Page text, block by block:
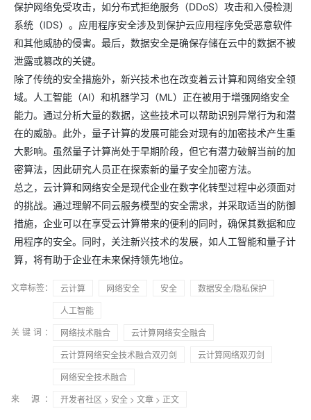
保护网络免受攻击，如分布式拒绝服务（DDoS）攻击和入侵检测
系统（IDS）。应用程序安全涉及到保护云应用程序免受恶意软件
和其他威胁的侵害。最后，数据安全是确保存储在云中的数据不被
泄露或篡改的关键。
除了传统的安全措施外，新兴技术也在改变着云计算和网络安全领
域。人工智能（AI）和机器学习（ML）正在被用于增强网络安全
能力。通过分析大量的数据，这些技术可以帮助识别异常行为和潜
在的威胁。此外，量子计算的发展可能会对现有的加密技术产生重
大影响。虽然量子计算尚处于早期阶段，但它有潜力破解当前的加
密算法，因此研究人员正在探索新的量子安全加密方法。
总之，云计算和网络安全是现代企业在数字化转型过程中必须面对
的挑战。通过理解不同云服务模型的安全需求，并采取适当的防御
措施，企业可以在享受云计算带来的便利的同时，确保其数据和应
用程序的安全。同时，关注新兴技术的发展，如人工智能和量子计
算，将有助于企业在未来保持领先地位。
文章标签： 云计算 网络安全 安全
数据安全/隐私保护
人工智能
关键词：
网络技术融合
云计算网络安全融合
云计算网络安全技术融合双刃剑
云计算网络双刃剑
网络安全技术融合
来 源：
开发者社区 > 安全 > 文章 > 正文